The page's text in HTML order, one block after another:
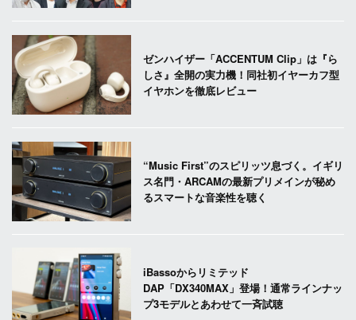
ゼンハイザー「ACCENTUM Clip」は『ら
しさ』全開の実力機！同社初イヤーカフ型
イヤホンを徹底レビュー
“Music First”のスピリッツ息づく。イギリ
ス名門・ARCAMの最新プリメインが秘め
るスマートな音楽性を聴く
iBassoからリミテッド
DAP「DX340MAX」登場！通常ラインナッ
プ3モデルとあわせて一斉試聴